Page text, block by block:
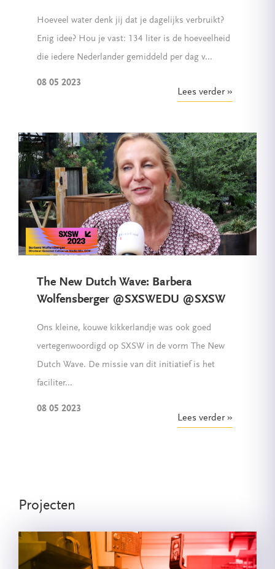
Hoeveel water denk jij dat je dagelijks verbruikt?
Enig idee? Hou je vast: 134 liter is de hoeveelheid
die iedere Nederlander gemiddeld per dag v...
08 05 2023
Lees verder
The New Dutch Wave: Barbera
Wolfensberger @SXSWEDU @SXSW
Ons kleine, kouwe kikkerlandje was ook goed
vertegenwoordigd op SXSW in de vorm The New
Dutch Wave. De missie van dit initiatief is het
faciliter...
08 05 2023
Lees verder
Projecten